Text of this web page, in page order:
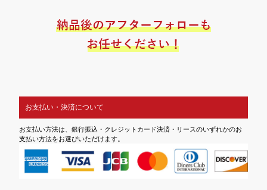
お支払い・決済について
お支払い方法は、銀行振込・クレジットカード決済・リースのいずれかのお
支払い方法をお選びいただけます。